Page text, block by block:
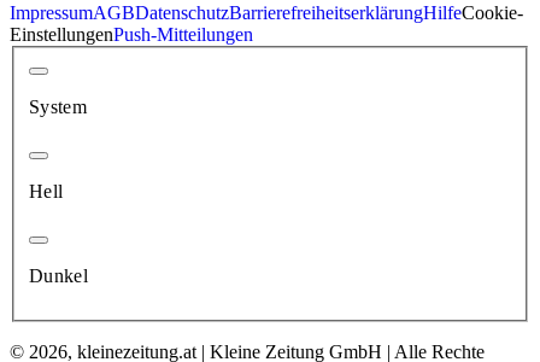
ImpressumAGBDatenschutzBarrierefreiheitserklärungHilfeCookie-
EinstellungenPush-Mitteilungen
System
Hell
Dunkel
© 2026, kleinezeitung.at | Kleine Zeitung GmbH | Alle Rechte